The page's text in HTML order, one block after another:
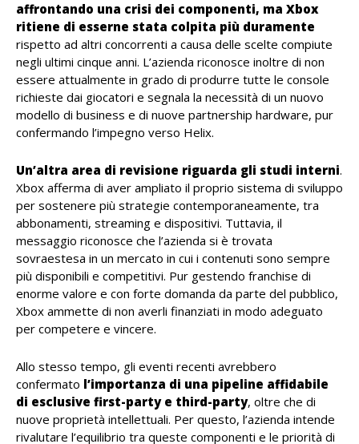
affrontando una crisi dei componenti, ma Xbox
ritiene di esserne stata colpita più duramente
rispetto ad altri concorrenti a causa delle scelte compiute
negli ultimi cinque anni. L’azienda riconosce inoltre di non
essere attualmente in grado di produrre tutte le console
richieste dai giocatori e segnala la necessità di un nuovo
modello di business e di nuove partnership hardware, pur
confermando l’impegno verso Helix.
Un’altra area di revisione riguarda gli studi interni.
Xbox afferma di aver ampliato il proprio sistema di sviluppo
per sostenere più strategie contemporaneamente, tra
abbonamenti, streaming e dispositivi. Tuttavia, il
messaggio riconosce che l’azienda si è trovata
sovraestesa in un mercato in cui i contenuti sono sempre
più disponibili e competitivi. Pur gestendo franchise di
enorme valore e con forte domanda da parte del pubblico,
Xbox ammette di non averli finanziati in modo adeguato
per competere e vincere.
Allo stesso tempo, gli eventi recenti avrebbero
confermato l’importanza di una pipeline affidabile
di esclusive first-party e third-party, oltre che di
nuove proprietà intellettuali. Per questo, l’azienda intende
rivalutare l’equilibrio tra queste componenti e le priorità di